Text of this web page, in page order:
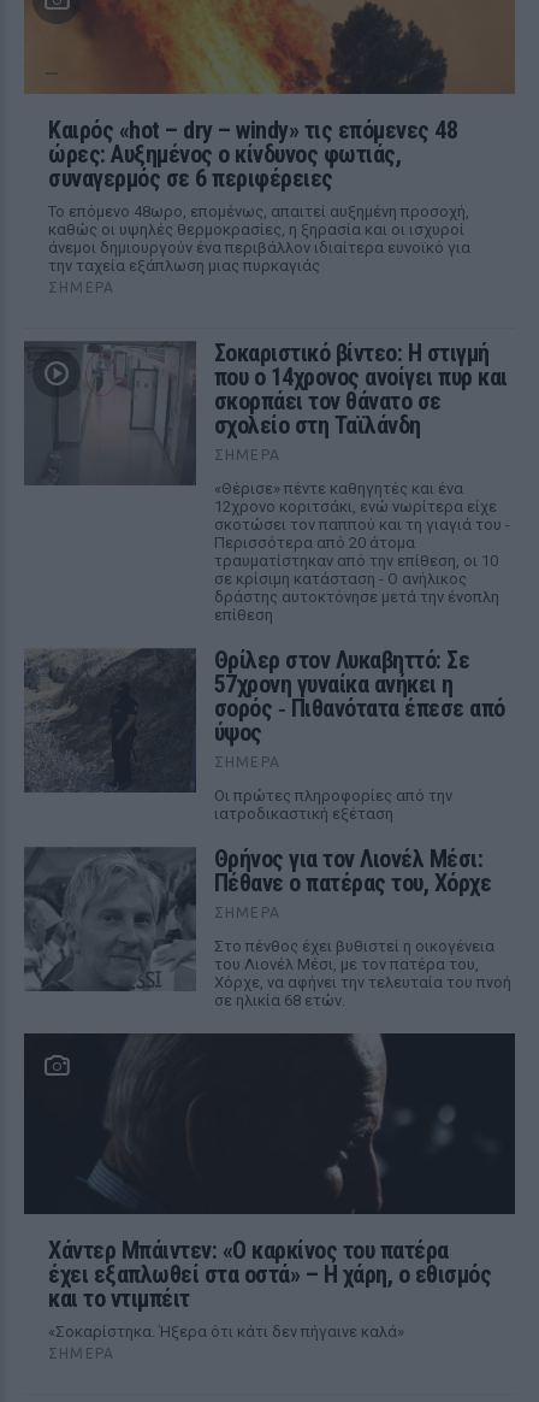
Καιρός «hot – dry – windy» τις επόμενες 48
ώρες: Αυξημένος ο κίνδυνος φωτιάς,
συναγερμός σε 6 περιφέρειες
Το επόμενο 48ωρο, επομένως, απαιτεί αυξημένη προσοχή,
καθώς οι υψηλές θερμοκρασίες, η ξηρασία και οι ισχυροί
άνεμοι δημιουργούν ένα περιβάλλον ιδιαίτερα ευνοϊκό για
την ταχεία εξάπλωση μιας πυρκαγιάς
ΣΉΜΕΡΑ
Σοκαριστικό βίντεο: Η στιγμή
που ο 14χρονος ανοίγει πυρ και
σκορπάει τον θάνατο σε
σχολείο στη Ταϊλάνδη
ΣΉΜΕΡΑ
«Θέρισε» πέντε καθηγητές και ένα
12χρονο κοριτσάκι, ενώ νωρίτερα είχε
σκοτώσει τον παππού και τη γιαγιά του -
Περισσότερα από 20 άτομα
τραυματίστηκαν από την επίθεση, οι 10
σε κρίσιμη κατάσταση - Ο ανήλικος
δράστης αυτοκτόνησε μετά την ένοπλη
επίθεση
Θρίλερ στον Λυκαβηττό: Σε
57χρονη γυναίκα ανήκει η
σορός ‑ Πιθανότατα έπεσε από
ύψος
ΣΉΜΕΡΑ
Οι πρώτες πληροφορίες από την
ιατροδικαστική εξέταση
Θρήνος για τον Λιονέλ Μέσι:
Πέθανε ο πατέρας του, Χόρχε
ΣΉΜΕΡΑ
Στο πένθος έχει βυθιστεί η οικογένεια
του Λιονέλ Μέσι, με τον πατέρα του,
Χόρχε, να αφήνει την τελευταία του πνοή
σε ηλικία 68 ετών.
Χάντερ Μπάιντεν: «Ο καρκίνος του πατέρα
έχει εξαπλωθεί στα οστά» – Η χάρη, ο εθισμός
και το ντιμπέιτ
«Σοκαρίστηκα. Ήξερα ότι κάτι δεν πήγαινε καλά»
ΣΉΜΕΡΑ